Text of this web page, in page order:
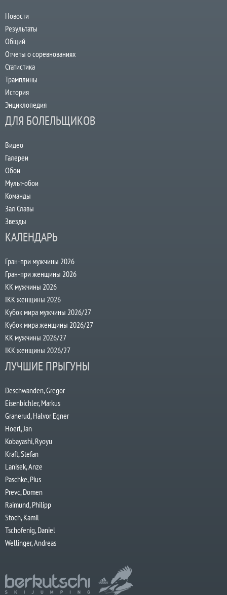
Новости
Результаты
Общий
Отчеты о соревнованиях
Статистика
Трамплины
История
Энциклопедия
ДЛЯ БОЛЕЛЬЩИКОВ
Видео
Галереи
Обои
Мульт-обои
Команды
Зал Славы
Звезды
КАЛЕНДАРЬ
Гран-при мужчины 2026
Гран-при женщины 2026
КК мужчины 2026
IKK женщины 2026
Кубок мира мужчины 2026/27
Кубок мира женщины 2026/27
КК мужчины 2026/27
IKK женщины 2026/27
ЛУЧШИЕ ПРЫГУНЫ
Deschwanden, Gregor
Eisenbichler, Markus
Granerud, Halvor Egner
Hoerl, Jan
Kobayashi, Ryoyu
Kraft, Stefan
Lanisek, Anze
Paschke, Pius
Prevc, Domen
Raimund, Philipp
Stoch, Kamil
Tschofenig, Daniel
Wellinger, Andreas